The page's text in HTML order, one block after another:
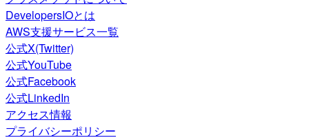
DevelopersIOとは
AWS支援サービス一覧
公式X(Twitter)
公式YouTube
公式Facebook
公式LinkedIn
アクセス情報
プライバシーポリシー